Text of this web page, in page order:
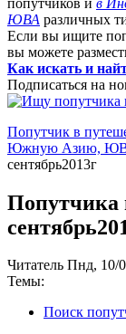
ЮВА различных
Если вы ищите
вы можете
Как искать и
Подписаться на
Попутчик в
Южную Азию,
сентябрь2013г
Попутчика
Читатель Пнд, 10/
Темы:
Поиск